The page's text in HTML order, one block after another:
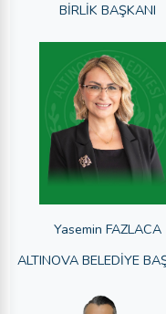
BİRLİK BAŞKANI
Yasemin FAZLACA
ALTINOVA BELEDİYE